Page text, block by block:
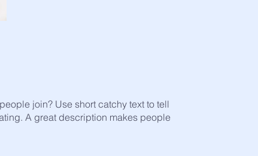
join? Use short catchy text to tell
A great description makes people